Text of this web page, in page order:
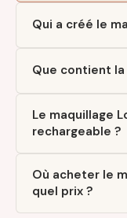
Qui a créé le
Que contient
Le maquillage
rechargeable ?
Où acheter le
quel prix ?